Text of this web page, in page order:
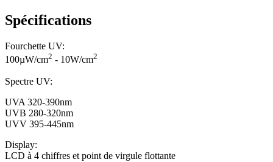
Spécifications
Fourchette UV:
100µW/cm2 - 10W/cm2
Spectre UV:
UVA 320-390nm
UVB 280-320nm
UVV 395-445nm
Display:
LCD à 4 chiffres et point de virgule flottante